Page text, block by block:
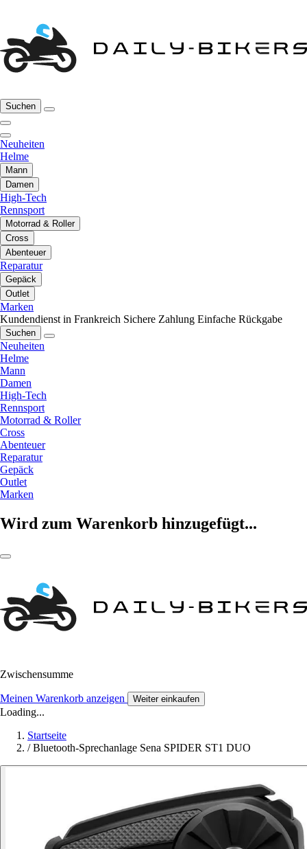
Suchen
Neuheiten
Helme
Mann
Damen
High-Tech
Rennsport
Motorrad & Roller
Cross
Abenteuer
Reparatur
Gepäck
Outlet
Marken
Kundendienst in Frankreich Sichere Zahlung Einfache Rückgabe
Suchen
Neuheiten
Helme
Mann
Damen
High-Tech
Rennsport
Motorrad & Roller
Cross
Abenteuer
Reparatur
Gepäck
Outlet
Marken
Wird zum Warenkorb hinzugefügt...
Zwischensumme
Meinen Warenkorb anzeigen Weiter einkaufen
Loading...
Startseite
/ Bluetooth-Sprechanlage Sena SPIDER ST1 DUO